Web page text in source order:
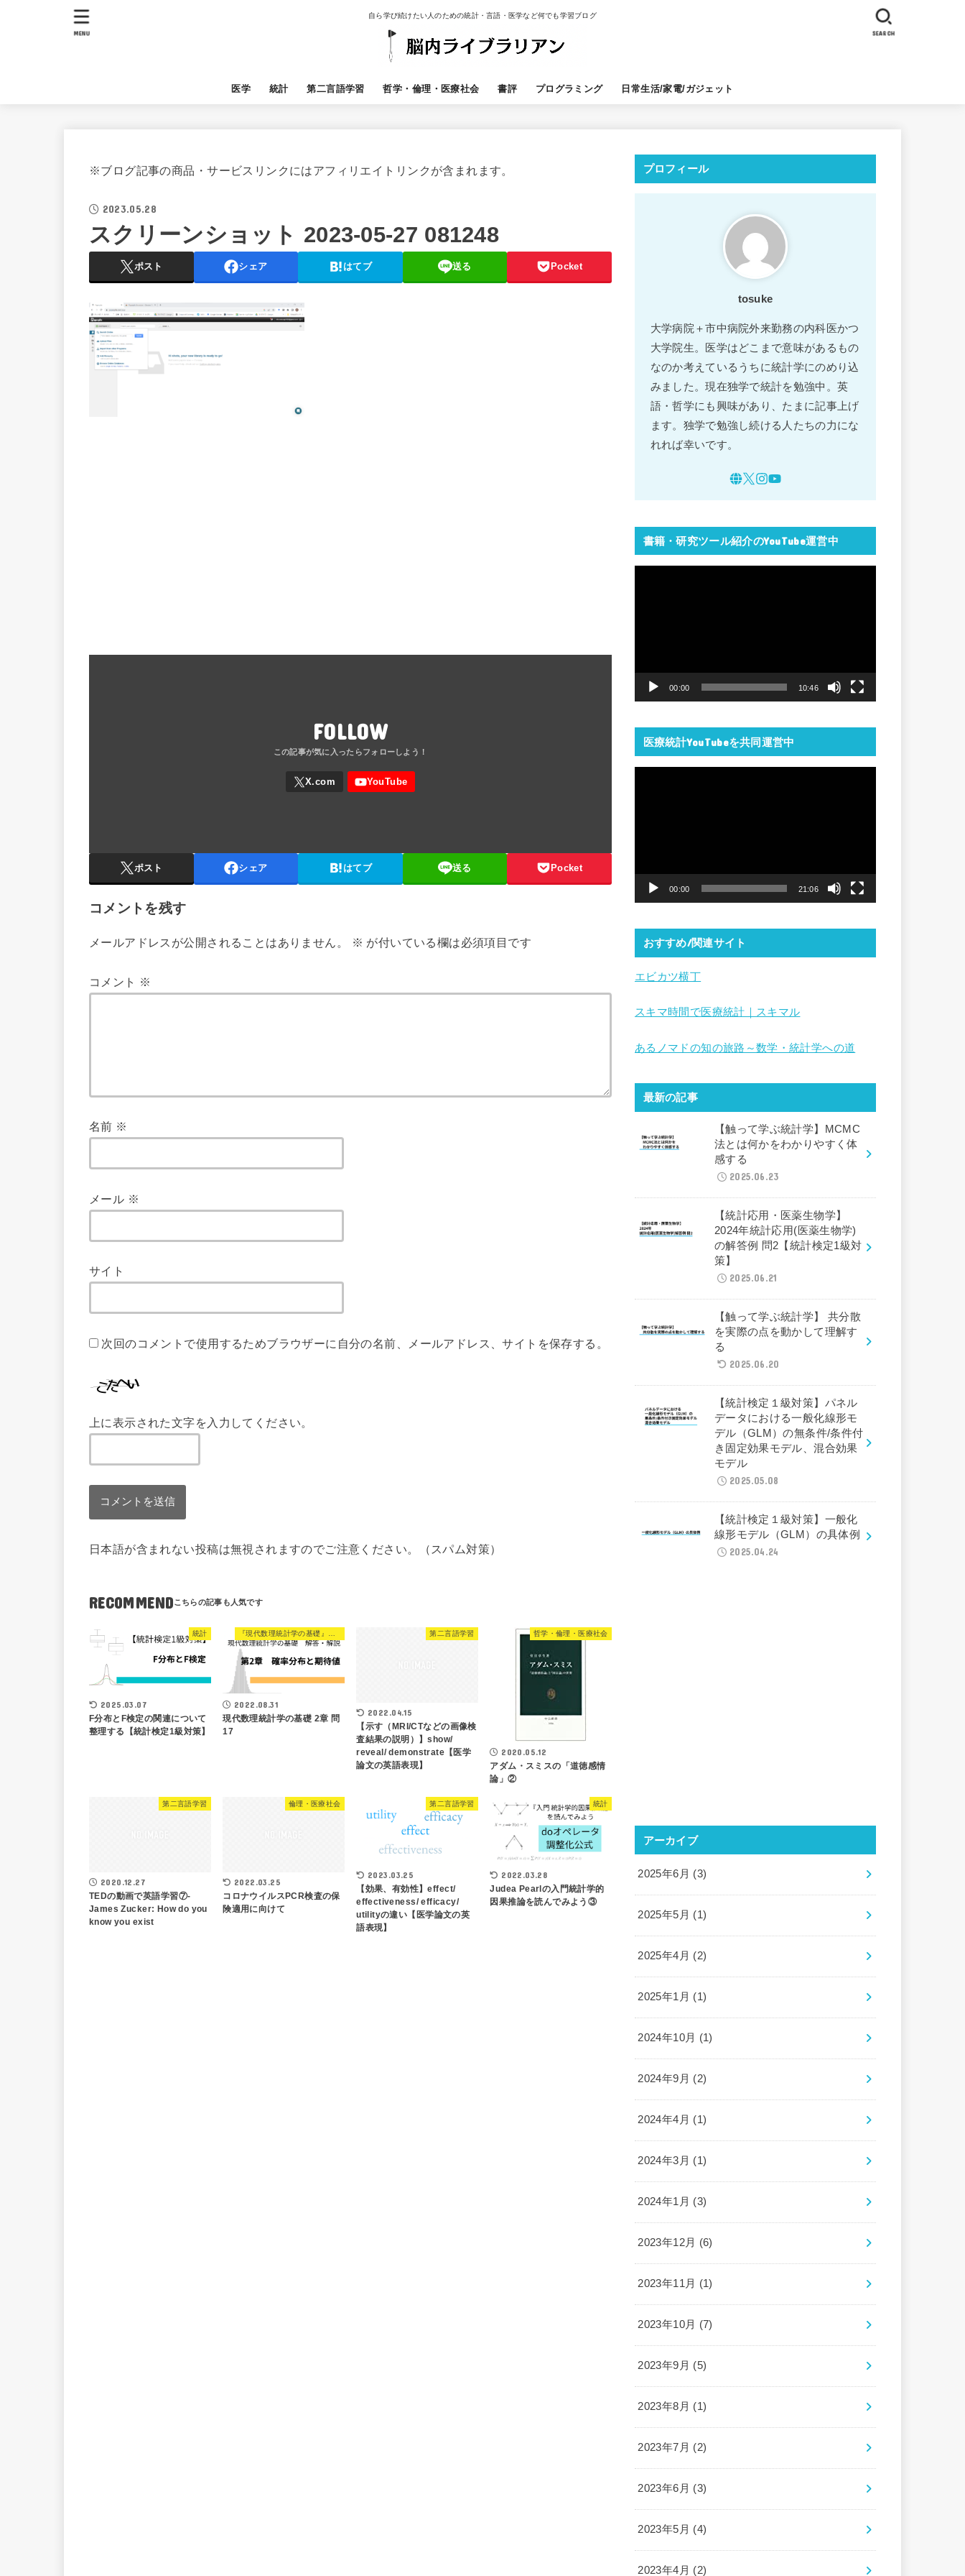
自ら学び続けたい人のための統計・言語・医学など何でも学習ブログ
医学 統計 第二言語学習 哲学・倫理・医療社会 書評 プログラミング 日常生活/家電/ガジェット
SEARCH
MENU
※ブログ記事の商品・サービスリンクにはアフィリエイトリンクが含まれます。
2023.05.28
スクリーンショット 2023-05-27 081248
ポスト シェア はてブ 送る Pocket
FOLLOW
ポスト シェア はてブ 送る Pocket
コメントを残す
メールアドレスが公開されることはありません。 ※ が付いている欄は必須項目です
コメント ※
名前 ※
メール ※
サイト
次回のコメントで使用するためブラウザーに自分の名前、メールアドレス、サイトを保存する。
上に表示された文字を入力してください。
日本語が含まれない投稿は無視されますのでご注意ください。（スパム対策）
RECOMMEND
統計
2025.03.07
F分布とF検定の関連について
整理する【統計検定1級対策】
『現代数理統計学の基礎』解説
2022.08.31
現代数理統計学の基礎 2章 問
17
第二言語学習
2022.04.15
【示す（MRI/CTなどの画像検
査結果の説明）】show/
reveal/ demonstrate【医学
論文の英語表現】
哲学・倫理・医療社会
2020.05.12
アダム・スミスの「道徳感情
論」②
第二言語学習
2020.12.27
TEDの動画で英語学習⑦-
James Zucker: How do you
know you exist
倫理・医療社会
2022.03.25
コロナウイルスPCR検査の保
険適用に向けて
第二言語学習
2023.03.25
【効果、有効性】effect/
effectiveness/ efficacy/
utilityの違い【医学論文の英
語表現】
統計
2022.03.28
Judea Pearlの入門統計学的
因果推論を読んでみよう③
プロフィール
tosuke
大学病院＋市中病院外来勤務の内科医かつ
大学院生。医学はどこまで意味があるもの
なのか考えているうちに統計学にのめり込
みました。現在独学で統計を勉強中。英
語・哲学にも興味があり、たまに記事上げ
ます。独学で勉強し続ける人たちの力にな
れれば幸いです。
書籍・研究ツール紹介のYouTube運営中
ヤ
00:00 10:46
医療統計YouTubeを共同運営中
ヤ
00:00 21:06
おすすめ/関連サイト
エビカツ横丁
スキマ時間で医療統計｜スキマル
あるノマドの知の旅路～数学・統計学への道
最新の記事
【触って学ぶ統計学】MCMC
法とは何かをわかりやすく体
感する
2025.06.23
【統計応用・医薬生物学】
2024年統計応用(医薬生物学)
の解答例 問2【統計検定1級対
策】
2025.06.21
【触って学ぶ統計学】 共分散
を実際の点を動かして理解す
る
2025.06.20
【統計検定１級対策】パネル
データにおける一般化線形モ
デル（GLM）の無条件/条件付
き固定効果モデル、混合効果
モデル
2025.05.08
【統計検定１級対策】一般化
線形モデル（GLM）の具体例
2025.04.24
アーカイブ
2025年6月 (3)
2025年5月 (1)
2025年4月 (2)
2025年1月 (1)
2024年10月 (1)
2024年9月 (2)
2024年4月 (1)
2024年3月 (1)
2024年1月 (3)
2023年12月 (6)
2023年11月 (1)
2023年10月 (7)
2023年9月 (5)
2023年8月 (1)
2023年7月 (2)
2023年6月 (3)
2023年5月 (4)
2023年4月 (2)